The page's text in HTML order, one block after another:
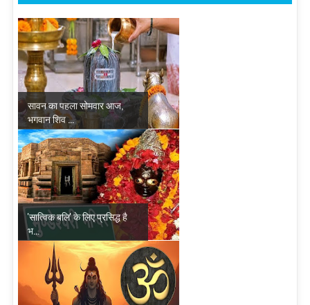
सावन का पहला सोमवार आज,
भगवान शिव ...
'सात्विक बलि' के लिए प्रसिद्ध है
भ...